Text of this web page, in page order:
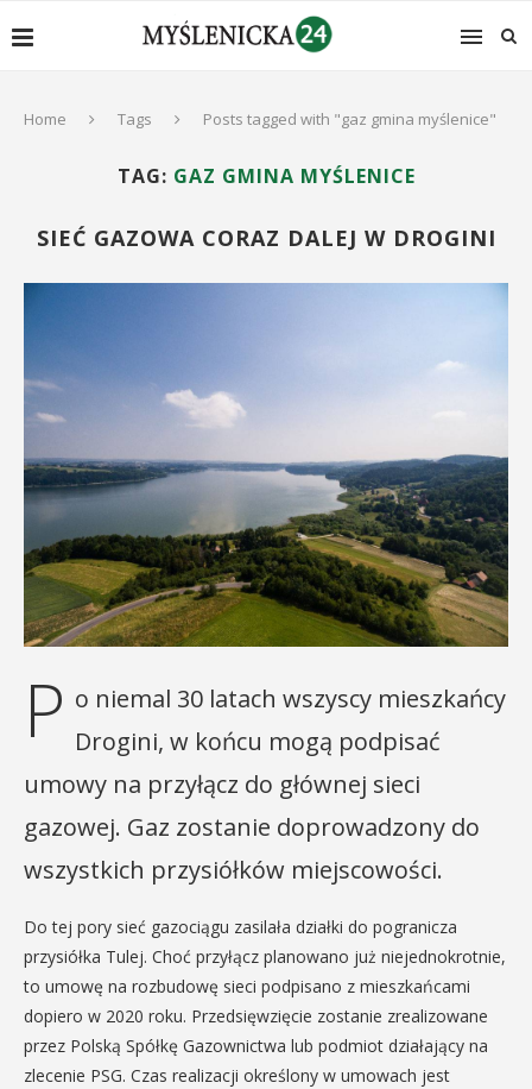
Home Tags Posts tagged with "gaz gmina myślenice"
TAG: GAZ GMINA MYŚLENICE
SIEĆ GAZOWA CORAZ DALEJ W DROGINI
P o niemal 30 latach wszyscy mieszkańcy
Drogini, w końcu mogą podpisać
umowy na przyłącz do głównej sieci
gazowej. Gaz zostanie doprowadzony do
wszystkich przysiółków miejscowości.
Do tej pory sieć gazociągu zasilała działki do pogranicza
przysiółka Tulej. Choć przyłącz planowano już niejednokrotnie,
to umowę na rozbudowę sieci podpisano z mieszkańcami
dopiero w 2020 roku. Przedsięwzięcie zostanie zrealizowane
przez Polską Spółkę Gazownictwa lub podmiot działający na
zlecenie PSG. Czas realizacji określony w umowach jest